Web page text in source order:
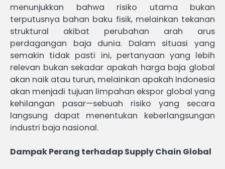
menunjukkan bahwa risiko utama bukan
terputusnya bahan baku fisik, melainkan tekanan
struktural akibat perubahan arah arus
perdagangan baja dunia. Dalam situasi yang
semakin tidak pasti ini, pertanyaan yang lebih
relevan bukan sekadar apakah harga baja global
akan naik atau turun, melainkan apakah Indonesia
akan menjadi tujuan limpahan ekspor global yang
kehilangan pasar—sebuah risiko yang secara
langsung dapat menentukan keberlangsungan
industri baja nasional.
Dampak Perang terhadap Supply Chain Global